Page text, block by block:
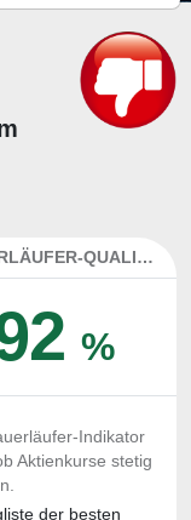
DAUERLÄUFER-QUALITÄTEN
%
Indikator
Aktienkurse stetig
der besten